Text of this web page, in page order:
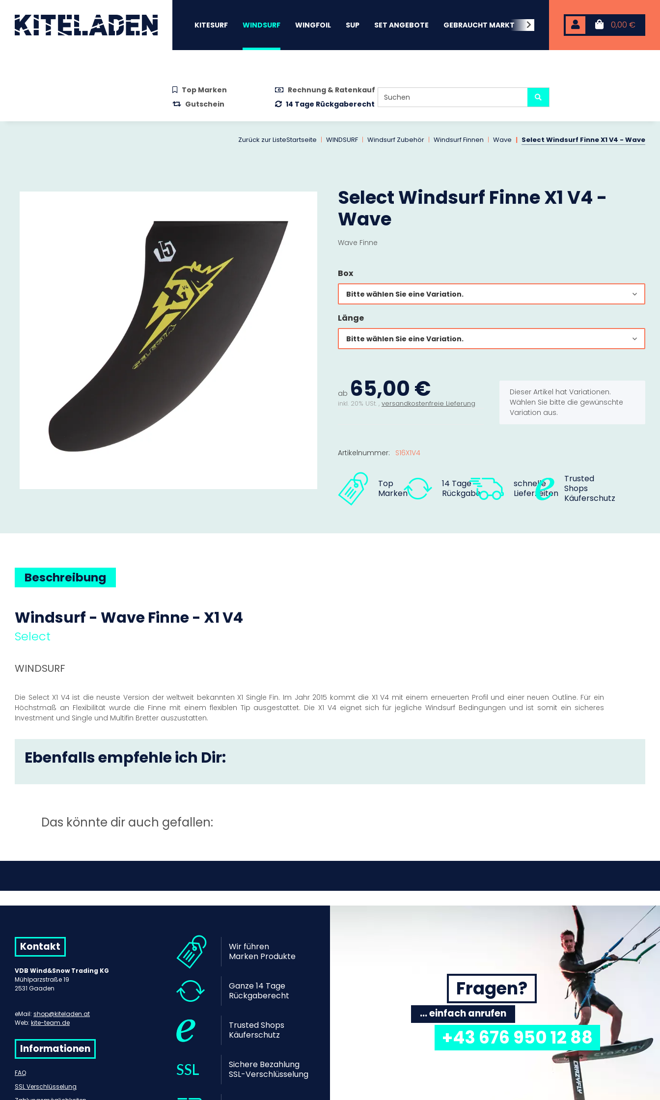
0,00 €
KITESURF WINDSURF WINGFOIL SUP SET ANGEBOTE GEBRAUCHT MARKT BEACHWEAR NEOPREN
Top Marken
Rechnung & Ratenkauf
Gutschein
14 Tage Rückgaberecht
Zurück zur ListeStartseite WINDSURF Windsurf Zubehör Windsurf Finnen Wave Select Windsurf Finne X1 V4 - Wave
Select Windsurf Finne X1 V4 -
Wave
Wave Finne
Box
Bitte wählen Sie eine Variation.
Länge
Bitte wählen Sie eine Variation.
ab 65,00 €
inkl. 20% USt. , versandkostenfreie Lieferung
xDieser Artikel hat Variationen.
Wählen Sie bitte die gewünschte
Variation aus.
Artikelnummer: S16X1V4
Top
Marken
14 Tage
Rückgabe
schnelle
Lieferzeiten
Trusted
Shops
Käuferschutz
Beschreibung
Windsurf - Wave Finne - X1 V4
Select
WINDSURF
Die Select X1 V4 ist die neuste Version der weltweit bekannten X1 Single Fin. Im Jahr 2015 kommt die X1 V4 mit einem erneuerten Profil und einer neuen Outline. Für ein
Höchstmaß an Flexibilität wurde die Finne mit einem flexiblen Tip ausgestattet. Die X1 V4 eignet sich für jegliche Windsurf Bedingungen und ist somit ein sicheres
Investment und Single und Multifin Bretter auszustatten.
Ebenfalls empfehle ich Dir:
Das könnte dir auch gefallen:
Kontakt
VDB Wind&Snow Trading KG
Mühlparzstraße 19
2531 Gaaden
eMail: shop@kiteladen.at
Web: kite-team.de
Informationen
FAQ
SSL Verschlüsselung
Wir führen
Marken Produkte
Ganze 14 Tage
Rückgaberecht
Trusted Shops
Käuferschutz
Sichere Bezahlung
SSL-Verschlüsselung
Fragen?
... einfach anrufen
+43 676 950 12 88